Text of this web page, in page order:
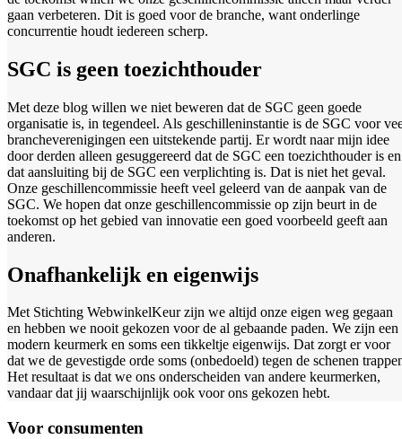
gaan verbeteren. Dit is goed voor de branche, want onderlinge
concurrentie houdt iedereen scherp.
SGC is geen toezichthouder
Met deze blog willen we niet beweren dat de SGC geen goede
organisatie is, in tegendeel. Als geschilleninstantie is de SGC voor
brancheverenigingen een uitstekende partij. Er wordt naar mijn idee
door derden alleen gesuggereerd dat de SGC een toezichthouder is en
dat aansluiting bij de SGC een verplichting is. Dat is niet het geval.
Onze geschillencommissie heeft veel geleerd van de aanpak van de
SGC. We hopen dat onze geschillencommissie op zijn beurt in de
toekomst op het gebied van innovatie een goed voorbeeld geeft aan
anderen.
Onafhankelijk en eigenwijs
Met Stichting WebwinkelKeur zijn we altijd onze eigen weg gegaan
en hebben we nooit gekozen voor de al gebaande paden. We zijn een
modern keurmerk en soms een tikkeltje eigenwijs. Dat zorgt er voor
dat we de gevestigde orde soms (onbedoeld) tegen de schenen
Het resultaat is dat we ons onderscheiden van andere keurmerken,
vandaar dat jij waarschijnlijk ook voor ons gekozen hebt.
Voor consumenten